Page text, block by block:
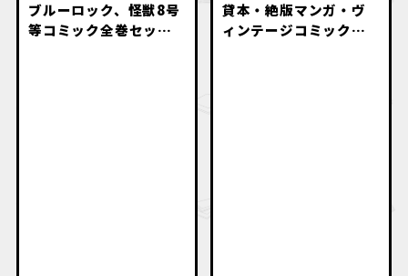
ブルーロック、怪獣8号
等コミック全巻セット
貸本・絶版マンガ・ヴ
ィンテージコミック・